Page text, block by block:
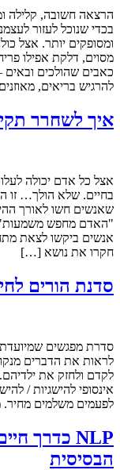
הרצאה חשובה, קלילה
בכדי שנוכל לעזור
ומסופקים יותר. אצל
מסוים, דלקת אפילו
כאבים שהולכים ובאים
להרגיש בריאים,
איך לשחרר
אצל כל אדם יכולה
בחיים. שלא הולך… זו
שאנשים חשו לאורך
"האדם מחפש משמעות"
אנשים ביקשו לצאת
חקרו את נושא […]
סדנת הורים
סדרת מפגשים
לראות את הדברים
לקדם ולחזק את
אינסופי להישגיות /
לפעמים משלמים
הבסיסית